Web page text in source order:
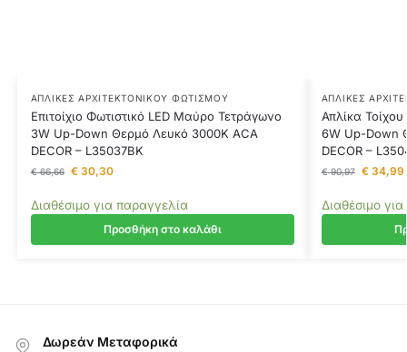
ΑΠΛΊΚΕΣ ΑΡΧΙΤΕΚΤΟΝΙΚΟΎ ΦΩΤΙΣΜΟΎ
Επιτοίχιο Φωτιστικό LED Μαύρο Τετράγωνο
3W Up-Down Θερμό Λευκό 3000K ACA
DECOR – L35037BK
€66,66 €30,30
Διαθέσιμο για παραγγελία
Προσθήκη στο καλάθι
ΑΠΛΊΚΕΣ
Απλίκα
6W Up-Down
DECOR –
€90,97 €34,99
Διαθέσιμο
Δωρεάν Μεταφορικά